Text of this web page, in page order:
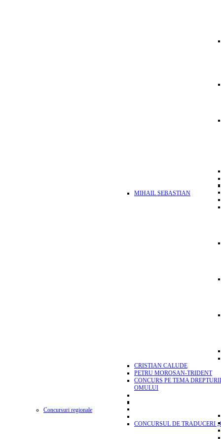
MIHAIL SEBASTIAN
CRISTIAN CALUDE
PETRU MOROSAN-TRIDENT
CONCURS PE TEMA
OMULUI
Concursuri regionale
CONCURSUL DE TRADUCERI